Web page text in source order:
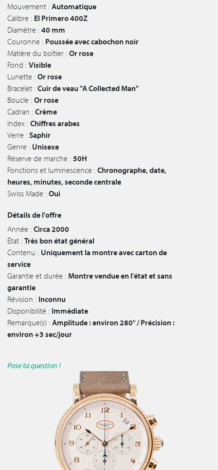
Mouvement : Automatique
Calibre : El Primero 400Z
Diamètre : 40 mm
Couronne : Poussée avec cabochon noir
Matière du boîtier : Or rose
Fond : Visible
Lunette : Or rose
Bracelet : Cuir de veau "A Collected Man"
Boucle : Or rose
Cadran : Crème
Index : Chiffres arabes
Verre : Saphir
Genre : Unisexe
Réserve de marche : 50H
Fonctions et luminescence : Chronographe, date,
heures, minutes, seconde centrale
Swiss Made : Oui
Détails de l'offre
Année : Circa 2000
État : Très bon état général
Contenu : Uniquement la montre avec carton de
service
Garantie et durée : Montre vendue en l'état et sans
garantie
Révision : Inconnu
Disponibilité : Immédiate
Remarque(s) : Amplitude : environ 280° / Précision :
environ +3 sec/jour
Pose ta question !